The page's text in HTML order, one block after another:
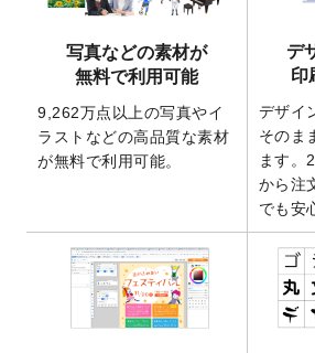
きるようになりました
2025/12/22
2026年版4月始まりの
テンプレート
を公開
開いたしました。
2025/9/30
【新商品】クリアファ
きるようになりました
2026年午年の年賀状
を公開いたしました。
2025/9/10
喪中はがき・寒中見舞
レートを公開いたしま
2025/8/1
9,160万点以上の写真
写真などの素材が
無料で利用可能
9,262万点以上の写真やイ
ラストなどの高品質な素材
が無料で利用可能。
デ
印
デザイ
そのま
ます。
から注
でも安